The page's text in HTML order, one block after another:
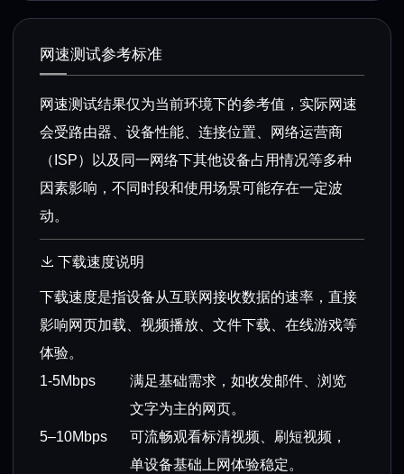
网速测试参考标准
网速测试结果仅为当前环境下的参考值，实际网速
会受路由器、设备性能、连接位置、网络运营商
（ISP）以及同一网络下其他设备占用情况等多种
因素影响，不同时段和使用场景可能存在一定波
动。
下载速度说明
下载速度是指设备从互联网接收数据的速率，直接
影响网页加载、视频播放、文件下载、在线游戏等
体验。
1-5Mbps
满足基础需求，如收发邮件、浏览
文字为主的网页。
5–10Mbps
可流畅观看标清视频、刷短视频，
单设备基础上网体验稳定。